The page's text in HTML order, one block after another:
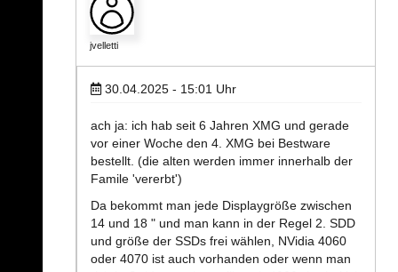
jvelletti
30.04.2025 - 15:01 Uhr
ach ja: ich hab seit 6 Jahren XMG und gerade
vor einer Woche den 4. XMG bei Bestware
bestellt. (die alten werden immer innerhalb der
Famile 'vererbt')
Da bekommt man jede Displaygröße zwischen
14 und 18 " und man kann in der Regel 2. SDD
und größe der SSDs frei wählen, NVidia 4060
oder 4070 ist auch vorhanden oder wenn man